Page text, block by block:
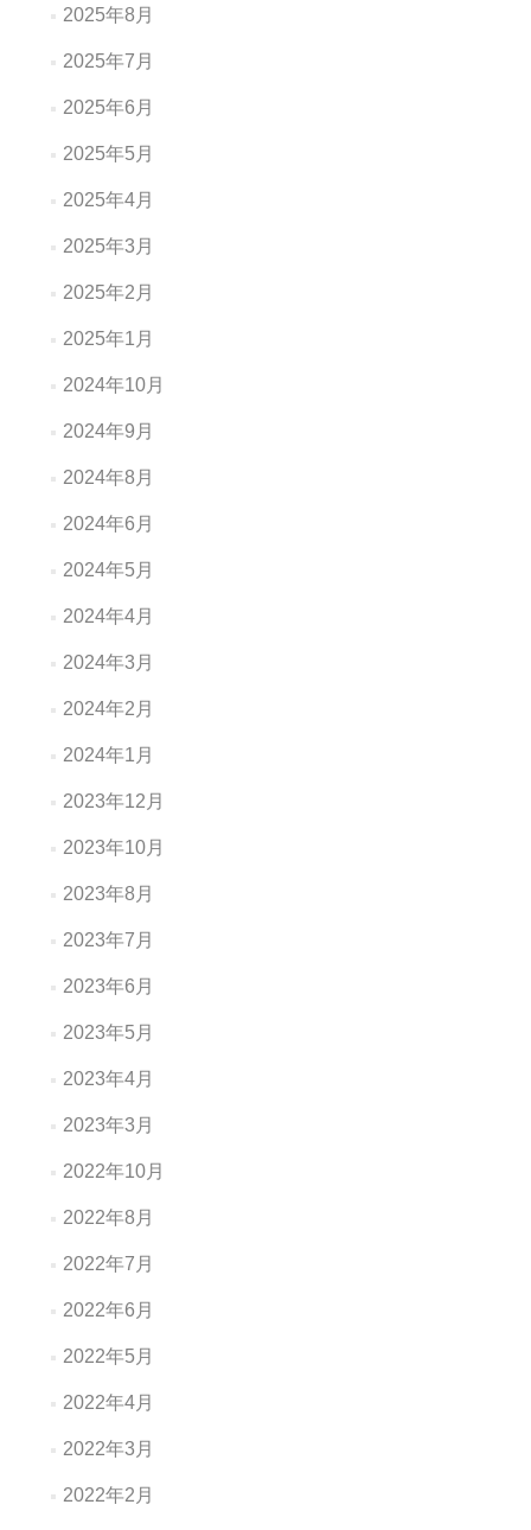
2025年8月
2025年7月
2025年6月
2025年5月
2025年4月
2025年3月
2025年2月
2025年1月
2024年10月
2024年9月
2024年8月
2024年6月
2024年5月
2024年4月
2024年3月
2024年2月
2024年1月
2023年12月
2023年10月
2023年8月
2023年7月
2023年6月
2023年5月
2023年4月
2023年3月
2022年10月
2022年8月
2022年7月
2022年6月
2022年5月
2022年4月
2022年3月
2022年2月